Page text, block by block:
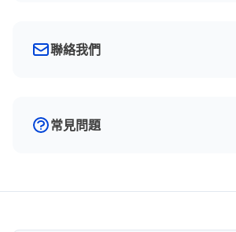
聯絡我們
常見問題